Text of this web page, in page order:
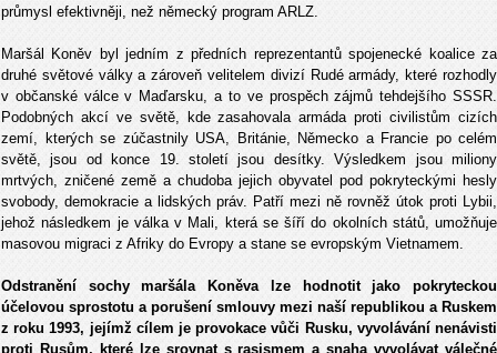
průmysl efektivněji, než německý program ARLZ.
Maršál Koněv byl jedním z předních reprezentantů spojenecké koalice za
druhé světové války a zároveň velitelem divizí Rudé armády, které rozhodly
v občanské válce v Maďarsku, a to ve prospěch zájmů tehdejšího SSSR.
Podobných akcí ve světě, kde zasahovala armáda proti civilistům cizích
zemí, kterých se zúčastnily USA, Británie, Německo a Francie po celém
světě, jsou od konce 19. století jsou desítky. Výsledkem jsou miliony
mrtvých, zničené země a chudoba jejich obyvatel pod pokryteckými hesly
svobody, demokracie a lidských práv. Patří mezi ně rovněž útok proti Lybii,
jehož následkem je válka v Mali, která se šíří do okolních států, umožňuje
masovou migraci z Afriky do Evropy a stane se evropským Vietnamem.
Odstranění sochy maršála Koněva lze hodnotit jako pokryteckou
účelovou sprostotu a porušení smlouvy mezi naší republikou a Ruskem
z roku 1993, jejímž cílem je provokace vůči Rusku, vyvolávání nenávisti
proti Rusům, které lze srovnat s rasismem a snaha vyvolávat válečné